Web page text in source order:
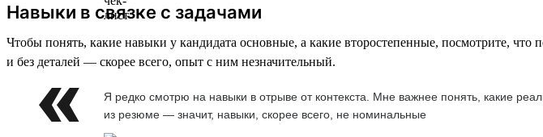
Навыки в связке с задачами
Чтобы понять, какие навыки у кандидата основные, а какие второстепенные, посмотрите, что
и без деталей — скорее всего, опыт с ним незначительный.
Я редко смотрю на навыки в отрыве от контекста. Мне важнее понять, какие
из резюме — значит, навыки, скорее всего, не номинальные